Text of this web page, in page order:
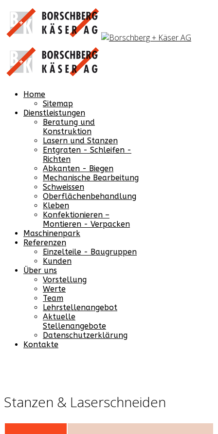
Home
Sitemap
Dienstleistungen
Beratung und
Konstruktion
Lasern und Stanzen
Entgraten - Schleifen -
Richten
Abkanten - Biegen
Mechanische Bearbeitung
Schweissen
Oberflächenbehandlung
Kleben
Konfektionieren –
Montieren - Verpacken
Maschinenpark
Referenzen
Einzelteile - Baugruppen
Kunden
Über uns
Vorstellung
Werte
Team
Lehrstellenangebot
Aktuelle
Stellenangebote
Datenschutzerklärung
Kontakte
Stanzen & Laserschneiden